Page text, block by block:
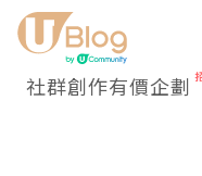
社群創作有價企劃